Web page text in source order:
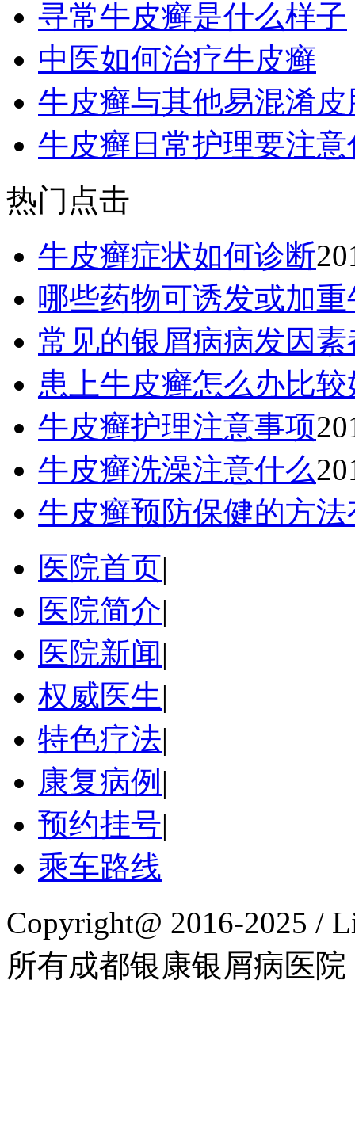
寻常牛皮癣是什么样子
中医如何治疗牛皮癣
牛皮癣与其他易混淆
牛皮癣日常护理要注意
热门点击
牛皮癣症状如何诊断
哪些药物可诱发或加
常见的银屑病病发因
患上牛皮癣怎么办比较
牛皮癣护理注意事项
牛皮癣洗澡注意什么
牛皮癣预防保健的方
医院首页|
医院简介|
医院新闻|
权威医生|
特色疗法|
康复病例 |
预约挂号|
乘车路线
Copyright@ 2016-2025 /
所有成都银康银屑病医院